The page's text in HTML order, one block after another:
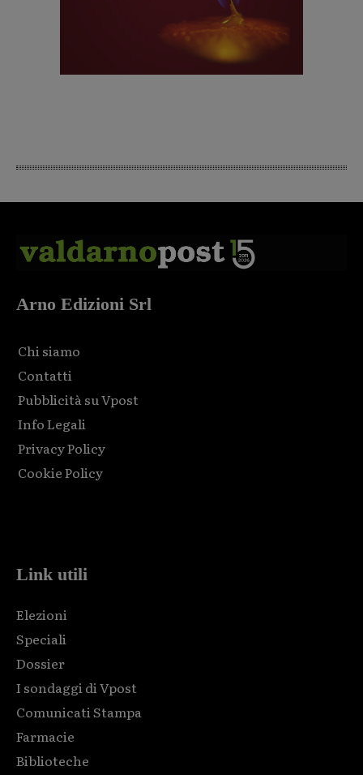
Arno Edizioni Srl
Chi siamo
Contatti
Pubblicità su Vpost
Info Legali
Privacy Policy
Cookie Policy
Link utili
Elezioni
Speciali
Dossier
I sondaggi di Vpost
Comunicati Stampa
Farmacie
Biblioteche